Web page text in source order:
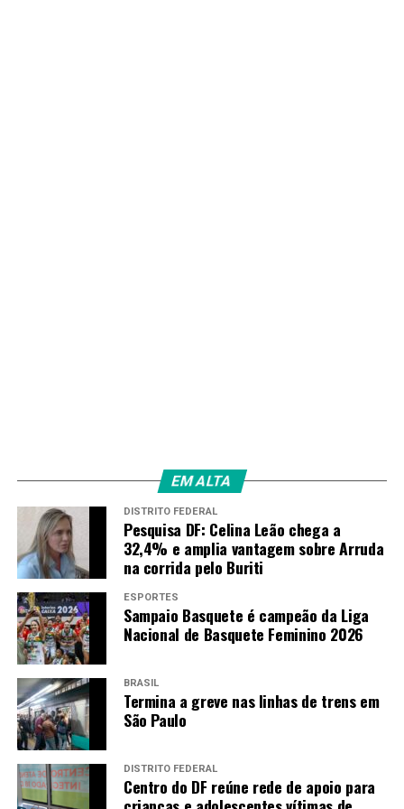
a MP Motorsport, demorar para chamá-lo aos boxes. A
volta por cima veio neste domingo, com a vitória de
ponta a ponta. O brasileiro assumiu a liderança logo
após a largada, deixando o italiano Luca Ghiotto para
trás, e não a perdeu mais.
Another win for
@FelipeDrugovich
His second of the season
#SpanishGP
pic.twitter.com/QRRS2VzyW0
EM ALTA
DISTRITO FEDERAL
Pesquisa DF: Celina Leão chega a
32,4% e amplia vantagem sobre Arruda
na corrida pelo Buriti
ESPORTES
Sampaio Basquete é campeão da Liga
Nacional de Basquete Feminino 2026
BRASIL
Termina a greve nas linhas de trens em
São Paulo
DISTRITO FEDERAL
Centro do DF reúne rede de apoio para